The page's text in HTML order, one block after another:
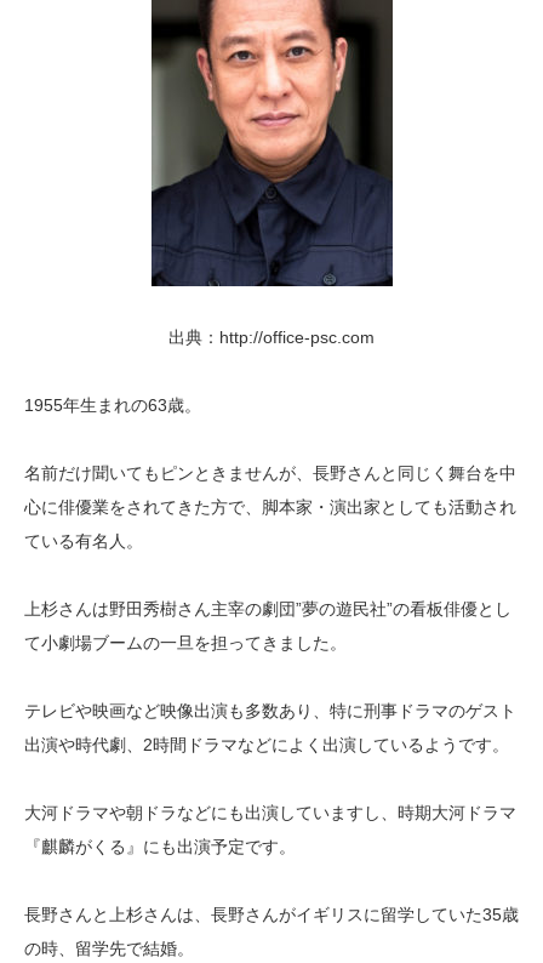
出典：http://office-psc.com
1955年生まれの63歳。
名前だけ聞いてもピンときませんが、長野さんと同じく舞台を中
心に俳優業をされてきた方で、脚本家・演出家としても活動され
ている有名人。
上杉さんは野田秀樹さん主宰の劇団”夢の遊民社”の看板俳優とし
て小劇場ブームの一旦を担ってきました。
テレビや映画など映像出演も多数あり、特に刑事ドラマのゲスト
出演や時代劇、2時間ドラマなどによく出演しているようです。
大河ドラマや朝ドラなどにも出演していますし、時期大河ドラマ
『麒麟がくる』にも出演予定です。
長野さんと上杉さんは、長野さんがイギリスに留学していた35歳
の時、留学先で結婚。